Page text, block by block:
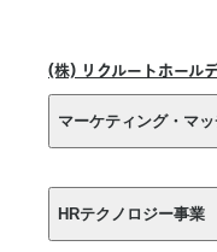
か
る
費
用
コ
ク
ト
と
あ
み
さ
と
LiLiCo
(株) リクルートホール
マーケティング・マ
(株) リクルート
HRテクノロジー事業